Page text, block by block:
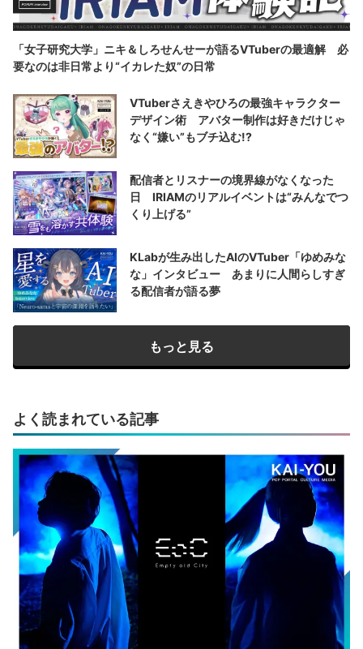
「女子研究大学」ニキ＆しろせんせーが語るVTuberの最適解 必
要なのは非日常より“イカレた奴”の日常
VTuberさえきやひろの最強キャラクター
デザイン術 アバター制作は好きだけじゃ
なく“嫌い”もブチ込む!?
配信者とリスナーの境界線がなくなった
日 IRIAMのリアルイベントは“みんなでつ
くり上げる”
KLabが生み出したAIのVTuber「ゆめみな
な」インタビュー あまりに人間らしすぎ
る配信者が語る夢
もっと見る
よく読まれている記事